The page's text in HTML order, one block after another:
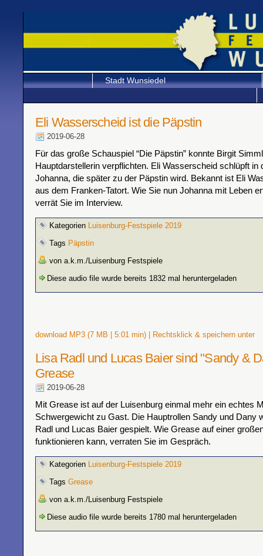
Stadt Wunsiedel
Eli Wasserscheid ist die Päpstin
2019-06-28
Für das große Schauspiel “Die Päpstin” konnte Birgit
Hauptdarstellerin verpflichten. Eli Wasserscheid schlüpft in
Johanna, die später zu der Päpstin wird. Bekannt ist Eli
aus dem Franken-Tatort. Wie Sie nun Johanna mit Leben
verrät Sie im Interview.
Kategorien Luisenburg-Festspiele 2019
Tags Päpstin
von a.k.m./Luisenburg Festspiele
Diese audio file wurde bereits 1832 mal heruntergeladen
download MP3 (7 MB | 5:01 min) | Rechtsklick & speichern unter
Lisa Radl und Lucas Baier sind "Sandy &
Grease
2019-06-28
Mit Grease ist auf der Luisenburg einmal mehr ein echtes
Schwergewicht zu Gast. Die Hauptrollen Sandy und Dany
Radl und Lucas Baier gespielt. Wie Grease auf einer
funktionieren kann, verraten Sie im Gespräch.
Kategorien Luisenburg-Festspiele 2019
Tags Grease
von a.k.m./Luisenburg Festspiele
Diese audio file wurde bereits 1780 mal heruntergeladen